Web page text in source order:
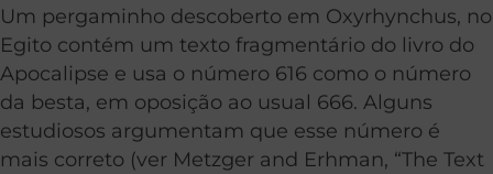
Um pergaminho descoberto em Oxyrhynchus, no
Egito contém um texto fragmentário do livro do
Apocalipse e usa o número 616 como o número
da besta, em oposição ao usual 666. Alguns
estudiosos argumentam que esse número é
mais correto (ver Metzger and Erhman, “The Text